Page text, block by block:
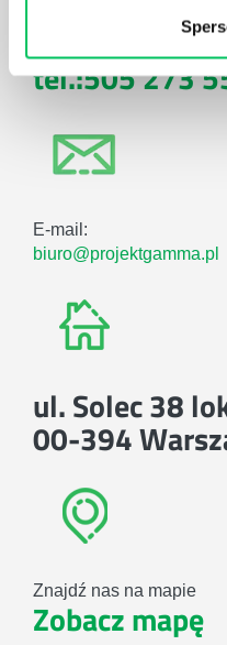
tel.:505 273
E-mail:
biuro@projektgamma.pl
ul. Solec 38
00-394
Znajdź nas na mapie
Zobacz mapę